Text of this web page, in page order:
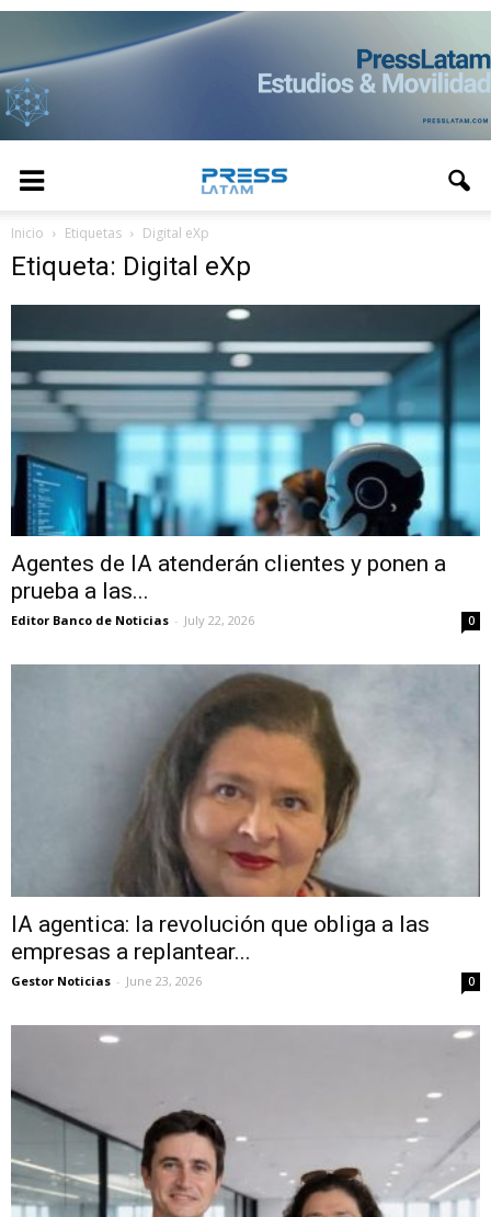
Inicio Etiquetas Digital eXp
Etiqueta: Digital eXp
Agentes de IA atenderán clientes y ponen a
prueba a las...
Editor Banco de Noticias - July 22, 2026 0
IA agentica: la revolución que obliga a las
empresas a replantear...
Gestor Noticias - June 23, 2026 0